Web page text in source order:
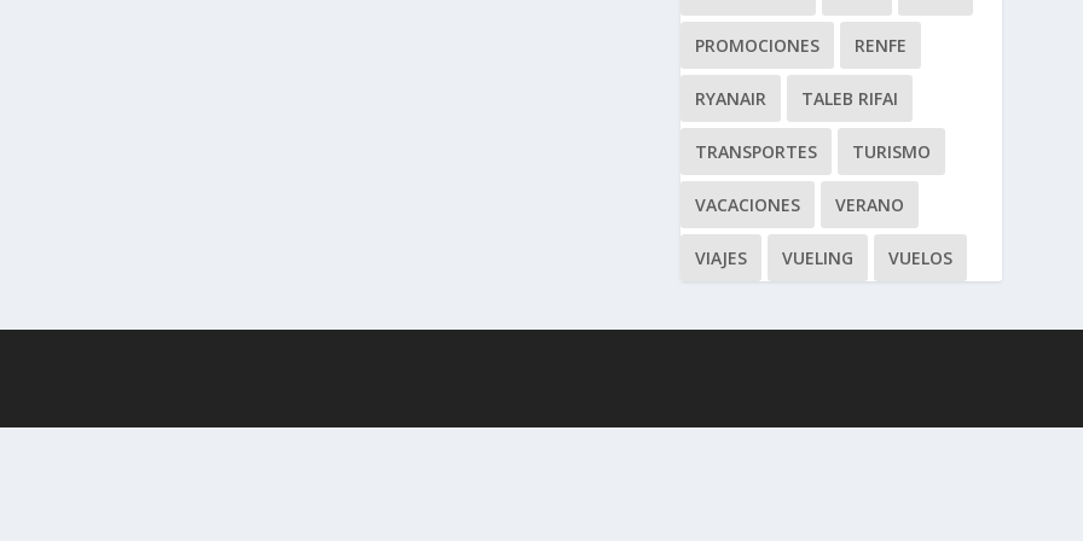
PROMOCIONES RENFE
RYANAIR TALEB RIFAI
TRANSPORTES TURISMO
VACACIONES VERANO
VIAJES VUELING VUELOS